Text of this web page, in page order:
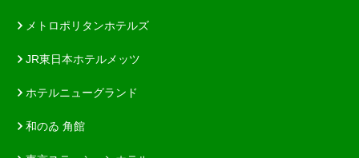
メトロポリタンホテルズ
JR東日本ホテルメッツ
ホテルニューグランド
和のゐ 角館